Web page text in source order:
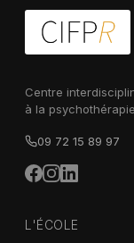
Centre
à la
09 72 15 89 97
L'ÉCOLE